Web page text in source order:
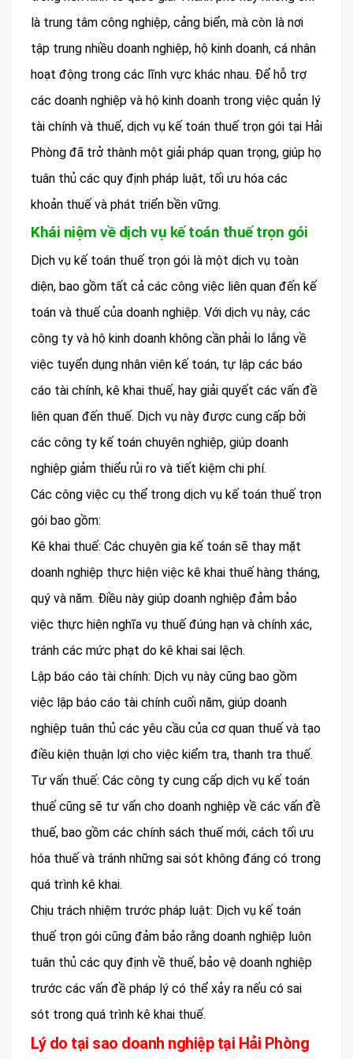
là trung tâm công nghiệp, cảng biển, mà còn là nơi
tập trung nhiều doanh nghiệp, hộ kinh doanh, cá nhân
hoạt động trong các lĩnh vực khác nhau. Để hỗ trợ
các doanh nghiệp và hộ kinh doanh trong việc quản lý
tài chính và thuế, dịch vụ kế toán thuế trọn gói tại Hải
Phòng đã trở thành một giải pháp quan trọng, giúp họ
tuân thủ các quy định pháp luật, tối ưu hóa các
khoản thuế và phát triển bền vững.
Khái niệm về dịch vụ kế toán thuế trọn gói
Dịch vụ kế toán thuế trọn gói là một dịch vụ toàn
diện, bao gồm tất cả các công việc liên quan đến kế
toán và thuế của doanh nghiệp. Với dịch vụ này, các
công ty và hộ kinh doanh không cần phải lo lắng về
việc tuyển dụng nhân viên kế toán, tự lập các báo
cáo tài chính, kê khai thuế, hay giải quyết các vấn đề
liên quan đến thuế. Dịch vụ này được cung cấp bởi
các công ty kế toán chuyên nghiệp, giúp doanh
nghiệp giảm thiểu rủi ro và tiết kiệm chi phí.
Các công việc cụ thể trong dịch vụ kế toán thuế trọn
gói bao gồm:
Kê khai thuế: Các chuyên gia kế toán sẽ thay mặt
doanh nghiệp thực hiện việc kê khai thuế hàng tháng,
quý và năm. Điều này giúp doanh nghiệp đảm bảo
việc thực hiện nghĩa vụ thuế đúng hạn và chính xác,
tránh các mức phạt do kê khai sai lệch.
Lập báo cáo tài chính: Dịch vụ này cũng bao gồm
việc lập báo cáo tài chính cuối năm, giúp doanh
nghiệp tuân thủ các yêu cầu của cơ quan thuế và tạo
điều kiện thuận lợi cho việc kiểm tra, thanh tra thuế.
Tư vấn thuế: Các công ty cung cấp dịch vụ kế toán
thuế cũng sẽ tư vấn cho doanh nghiệp về các vấn đề
thuế, bao gồm các chính sách thuế mới, cách tối ưu
hóa thuế và tránh những sai sót không đáng có trong
quá trình kê khai.
Chịu trách nhiệm trước pháp luật: Dịch vụ kế toán
thuế trọn gói cũng đảm bảo rằng doanh nghiệp luôn
tuân thủ các quy định về thuế, bảo vệ doanh nghiệp
trước các vấn đề pháp lý có thể xảy ra nếu có sai
sót trong quá trình kê khai thuế.
Lý do tại sao doanh nghiệp tại Hải Phòng